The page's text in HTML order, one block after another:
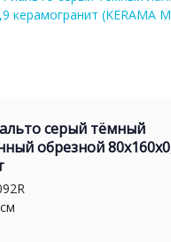
серый тёмный
обрезной